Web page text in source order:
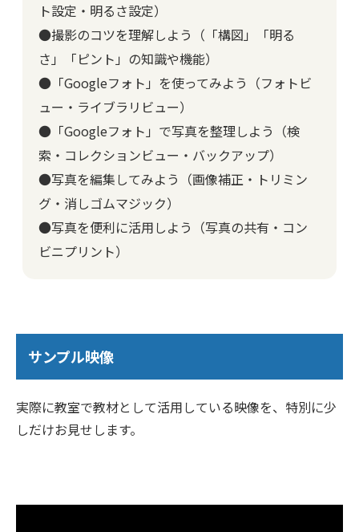
ト設定・明るさ設定）
●撮影のコツを理解しよう（「構図」「明る
さ」「ピント」の知識や機能）
●「Googleフォト」を使ってみよう（フォトビ
ュー・ライブラリビュー）
●「Googleフォト」で写真を整理しよう（検
索・コレクションビュー・バックアップ）
●写真を編集してみよう（画像補正・トリミン
グ・消しゴムマジック）
●写真を便利に活用しよう（写真の共有・コン
ビニプリント）
サンプル映像
実際に教室で教材として活用している映像を、特別に少
しだけお見せします。